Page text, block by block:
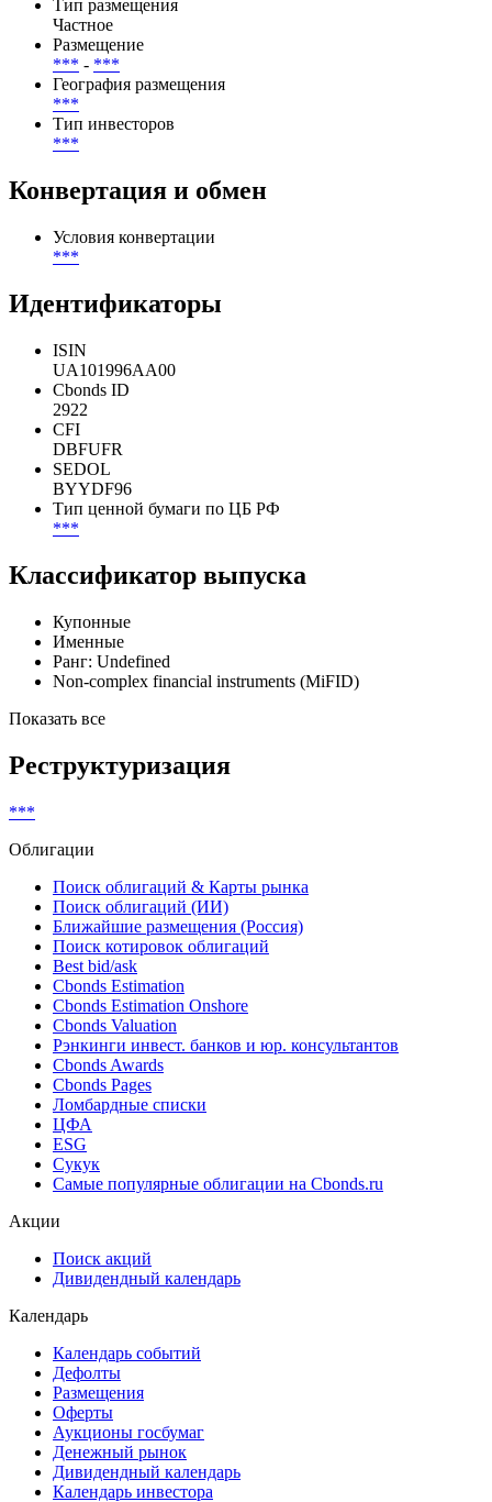
Тип размещения
Частное
Размещение
*** - ***
География размещения
***
Тип инвесторов
***
Конвертация и обмен
Условия конвертации
***
Идентификаторы
ISIN
UA101996AA00
Cbonds ID
2922
CFI
DBFUFR
SEDOL
BYYDF96
Тип ценной бумаги по ЦБ РФ
***
Классификатор выпуска
Купонные
Именные
Ранг: Undefined
Non-complex financial instruments (MiFID)
Показать все
Реструктуризация
***
Облигации
Поиск облигаций & Карты рынка
Поиск облигаций (ИИ)
Ближайшие размещения (Россия)
Поиск котировок облигаций
Best bid/ask
Cbonds Estimation
Cbonds Estimation Onshore
Cbonds Valuation
Рэнкинги инвест. банков и юр. консультантов
Cbonds Awards
Cbonds Pages
Ломбардные списки
ЦФА
ESG
Сукук
Самые популярные облигации на Cbonds.ru
Акции
Поиск акций
Дивидендный календарь
Календарь
Календарь событий
Дефолты
Размещения
Оферты
Аукционы госбумаг
Денежный рынок
Дивидендный календарь
Календарь инвестора